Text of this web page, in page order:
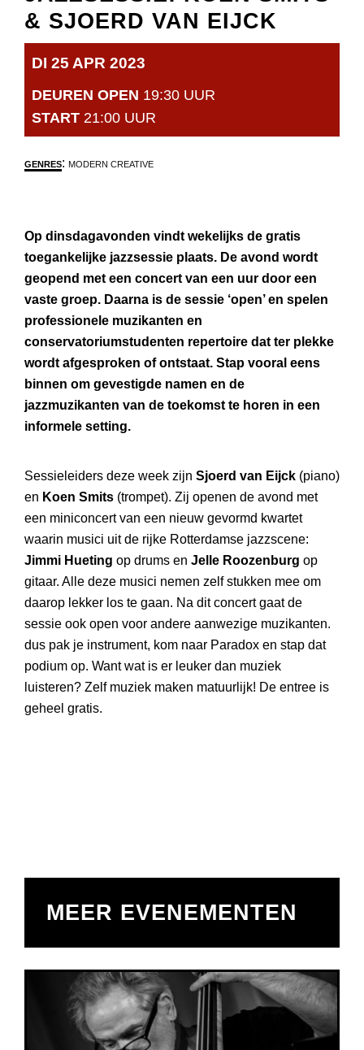
& SJOERD VAN EIJCK
DI 25 APR 2023
DEUREN OPEN 19:30 UUR
START 21:00 UUR
GENRES: MODERN CREATIVE
Op dinsdagavonden vindt wekelijks de gratis
toegankelijke jazzsessie plaats. De avond wordt
geopend met een concert van een uur door een
vaste groep. Daarna is de sessie ‘open’ en spelen
professionele muzikanten en
conservatoriumstudenten repertoire dat ter plekke
wordt afgesproken of ontstaat. Stap vooral eens
binnen om gevestigde namen en de
jazzmuzikanten van de toekomst te horen in een
informele setting.
Sessieleiders deze week zijn Sjoerd van Eijck (piano)
en Koen Smits (trompet). Zij openen de avond met
een miniconcert van een nieuw gevormd kwartet
waarin musici uit de rijke Rotterdamse jazzscene:
Jimmi Hueting op drums en Jelle Roozenburg op
gitaar. Alle deze musici nemen zelf stukken mee om
daarop lekker los te gaan. Na dit concert gaat de
sessie ook open voor andere aanwezige muzikanten.
dus pak je instrument, kom naar Paradox en stap dat
podium op. Want wat is er leuker dan muziek
luisteren? Zelf muziek maken matuurlijk! De entree is
geheel gratis.
MEER EVENEMENTEN